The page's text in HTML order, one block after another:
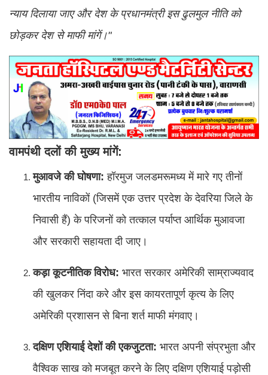
न्याय दिलाया जाए और देश के प्रधानमंत्री इस ढुलमुल नीति को
छोड़कर देश से माफी मांगें।"
वामपंथी दलों की मुख्य मांगें:
मुआवजे की घोषणा: हॉरमुज जलडमरूमध्य में मारे गए तीनों
भारतीय नाविकों (जिसमें एक उत्तर प्रदेश के देवरिया जिले के
निवासी हैं) के परिजनों को तत्काल पर्याप्त आर्थिक मुआवजा
और सरकारी सहायता दी जाए।
कड़ा कूटनीतिक विरोध: भारत सरकार अमेरिकी साम्राज्यवाद
की खुलकर निंदा करे और इस कायरतापूर्ण कृत्य के लिए
अमेरिकी प्रशासन से बिना शर्त माफी मंगवाए।
दक्षिण एशियाई देशों की एकजुटता: भारत अपनी संप्रभुता और
वैश्विक साख को मजबूत करने के लिए दक्षिण एशियाई पड़ोसी